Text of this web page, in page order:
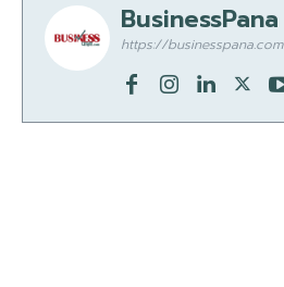
BusinessPana
https://businesspana.com